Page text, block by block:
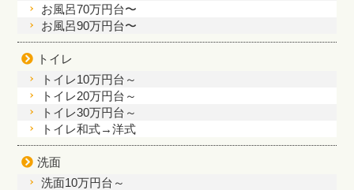
お風呂70万円台〜
お風呂90万円台〜
トイレ
トイレ10万円台～
トイレ20万円台～
トイレ30万円台～
トイレ和式→洋式
洗面
洗面10万円台～